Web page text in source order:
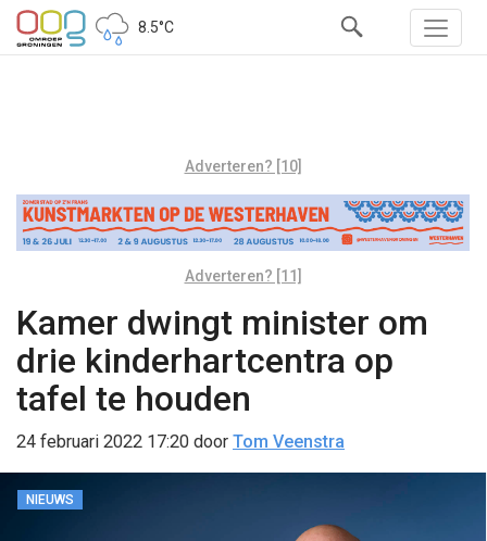
8.5°C
Adverteren? [10]
Adverteren? [11]
Kamer dwingt minister om
drie kinderhartcentra op
tafel te houden
24 februari 2022 17:20 door Tom Veenstra
NIEUWS